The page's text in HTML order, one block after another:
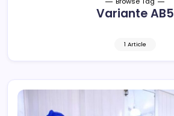
Variante AB5
1 Article